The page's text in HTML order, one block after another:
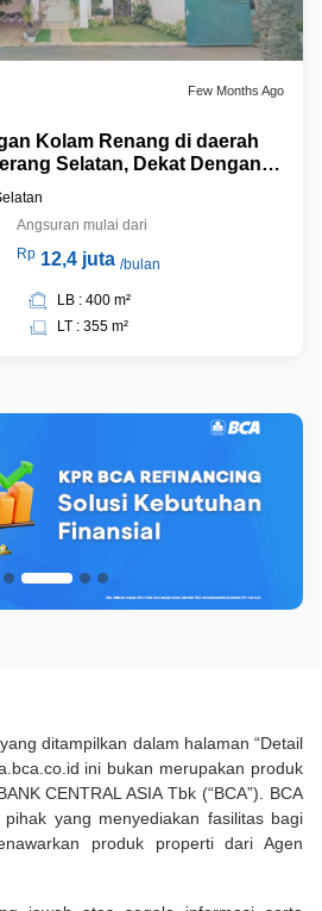
Few Months Ago
Kolam Renang di daerah
Selatan, Dekat Dengan
Angsuran mulai dari
Rp 12,4 juta /bulan
LB : 400 m²
LT : 355 m²
ditampilkan dalam halaman “Detail
ini bukan merupakan produk
CENTRAL ASIA Tbk (“BCA”). BCA
yang menyediakan fasilitas bagi
produk properti dari Agen